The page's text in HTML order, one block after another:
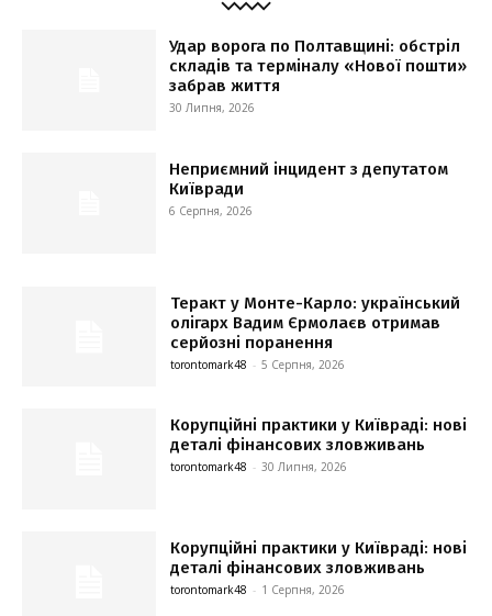
Удар ворога по Полтавщині: обстріл
складів та терміналу «Нової пошти»
забрав життя
30 Липня, 2026
Неприємний інцидент з депутатом
Київради
6 Серпня, 2026
Теракт у Монте-Карло: український
олігарх Вадим Єрмолаєв отримав
серйозні поранення
torontomark48 - 5 Серпня, 2026
Корупційні практики у Київраді: нові
деталі фінансових зловживань
torontomark48 - 30 Липня, 2026
Корупційні практики у Київраді: нові
деталі фінансових зловживань
torontomark48 - 1 Серпня, 2026